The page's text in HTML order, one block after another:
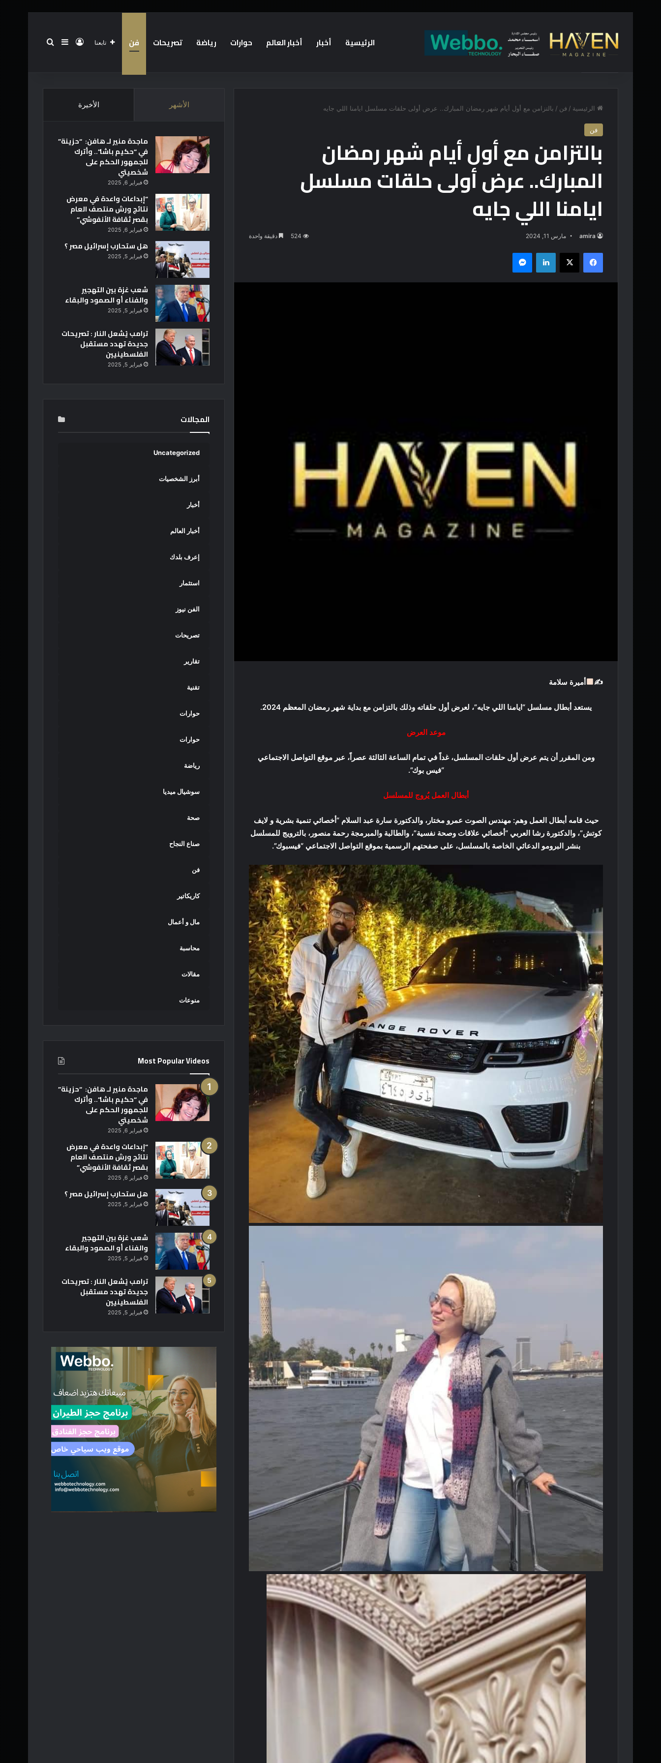
الرئيسية أخبار أخبار العالم حوارات رياضة تصريحات فن تابعنا تسجيل الدخول
إضافة عمود جانبي
الرئيسية / فن / بالتزامن مع أول أيام شهر رمضان المبارك.. عرض أولى حلقات مسلسل ايامنا اللي جايه
فن
بالتزامن مع أول أيام شهر رمضان
المبارك.. عرض أولى حلقات مسلسل
ايامنا اللي جايه
amira مارس 11, 2024 524 دقيقة واحدة
فيسبوك لينكدإن
✍ أميرة سلامة
يستعد أبطال مسلسل “ايامنا اللي جايه”، لعرض أول حلقاته وذلك بالتزامن مع بداية شهر رمضان المعظم 2024.
موعد العرض
ومن المقرر أن يتم عرض أول حلقات المسلسل، غداً في تمام الساعة الثالثة عصراً، عبر موقع التواصل الاجتماعي
“فيس بوك”.
أبطال العمل يُروج للمسلسل
حيث قامه أبطال العمل وهم: مهندس الصوت عمرو مختار، والدكتورة سارة عبد السلام “أخصائي تنمية بشرية و لايف
كوتش”، والدكتورة رشا العربي “أخصائي علاقات وصحة نفسية”، والطالبة والمبرمجة رحمة منصور، بالترويج للمسلسل
بنشر البرومو الدعائي الخاصة بالمسلسل، على صفحتهم الرسمية بموقع التواصل الاجتماعي “فيسبوك”.
الأشهر الأخيرة
ماجدة منير لـ هافن: “حزينة”
في “حكيم باشا”.. وأترك
للجمهور الحكم على
شخصيتي
فبراير 6, 2025
“إبداعات واعدة في معرض
نتائج ورش منتصف العام
بقصر ثقافة الأنفوشي”
فبراير 6, 2025
هل ستحارب إسرائيل مصر ؟
فبراير 5, 2025
شعب غزة بين التهجير
والفناء أو الصمود والبقاء
فبراير 5, 2025
ترامب يُشعل النار : تصريحات
جديدة تهدد مستقبل
الفلسطينيين
فبراير 5, 2025
المجالات
Uncategorized
أبرز الشخصيات
أخبار
أخبار العالم
إعرف بلدك
استثمار
الفن نيوز
تصريحات
تقارير
تقنية
حوارات
حوارات
رياضة
سوشيال ميديا
صحة
صناع النجاح
فن
كاريكاتير
مال و أعمال
محاسبة
مقالات
منوعات
Most Popular Videos
ماجدة منير لـ هافن: “حزينة”
في “حكيم باشا”.. وأترك
للجمهور الحكم على
شخصيتي
فبراير 6, 2025
“إبداعات واعدة في معرض
نتائج ورش منتصف العام
بقصر ثقافة الأنفوشي”
فبراير 6, 2025
هل ستحارب إسرائيل مصر ؟
فبراير 5, 2025
شعب غزة بين التهجير
والفناء أو الصمود والبقاء
فبراير 5, 2025
ترامب يُشعل النار : تصريحات
جديدة تهدد مستقبل
الفلسطينيين
فبراير 5, 2025